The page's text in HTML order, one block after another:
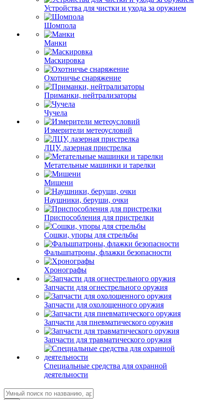
Устройства для чистки и ухода за оружием
Шомпола
Манки
Маскировка
Охотничье снаряжение
Приманки, нейтрализаторы
Чучела
Измерители метеоусловий
ЛЦУ, лазерная пристрелка
Метательные машинки и тарелки
Мишени
Наушники, беруши, очки
Приспособления для пристрелки
Сошки, упоры для стрельбы
Фальшпатроны, флажки безопасности
Хронографы
Запчасти для огнестрельного оружия
Запчасти для охолощенного оружия
Запчасти для пневматического оружия
Запчасти для травматического оружия
Специальные средства для охранной
деятельности